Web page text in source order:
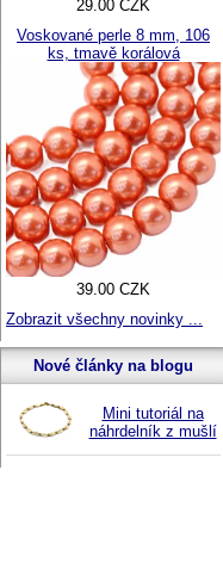
29.00 CZK
Voskované perle 8 mm, 106
ks, tmavě korálová
39.00 CZK
Zobrazit všechny novinky ...
Nové články na blogu
Mini tutoriál na
náhrdelník z mušlí